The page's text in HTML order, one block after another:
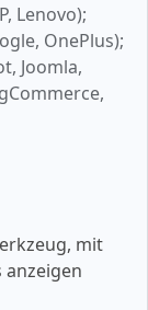
Lenovo);
OnePlus);
Joomla,
mit
anzeigen